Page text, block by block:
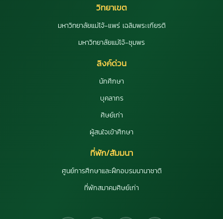
วิทยาเขต
มหาวิทยาลัยแม่โจ้-แพร่ เฉลิมพระเกียรติ
มหาวิทยาลัยแม่โจ้-ชุมพร
ลิงค์ด่วน
นักศึกษา
บุคลากร
ศิษย์เก่า
ผู้สนใจเข้าศึกษา
ที่พัก/สัมมนา
ศูนย์การศึกษาและฝึกอบรมนานาชาติ
ที่พักสมาคมศิษย์เก่า